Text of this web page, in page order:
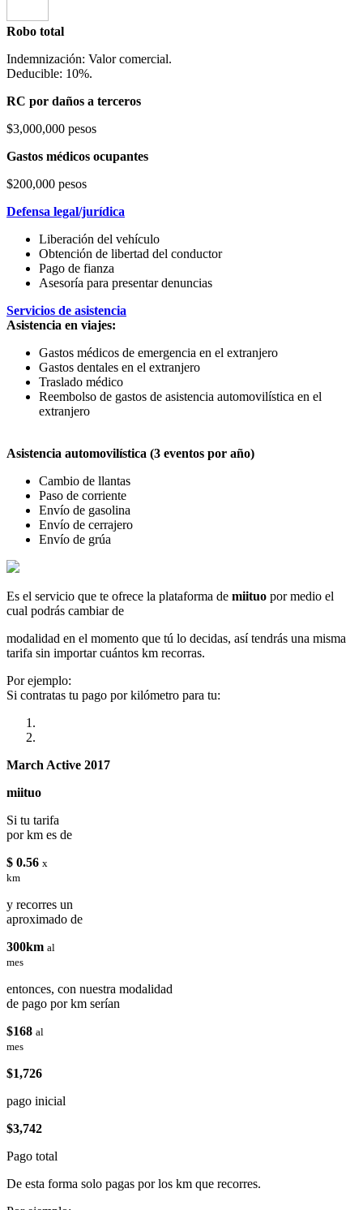
Robo total
Indemnización: Valor comercial.
Deducible: 10%.
RC por daños a terceros
$3,000,000 pesos
Gastos médicos ocupantes
$200,000 pesos
Defensa legal/jurídica
Liberación del vehículo
Obtención de libertad del conductor
Pago de fianza
Asesoría para presentar denuncias
Servicios de asistencia
Asistencia en viajes:
Gastos médicos de emergencia en el extranjero
Gastos dentales en el extranjero
Traslado médico
Reembolso de gastos de asistencia automovilística en el
extranjero
Asistencia automovilística (3 eventos por año)
Cambio de llantas
Paso de corriente
Envío de gasolina
Envío de cerrajero
Envío de grúa
Es el servicio que te ofrece la plataforma de miituo por medio el
cual podrás cambiar de
modalidad en el momento que tú lo decidas, así tendrás una misma
tarifa sin importar cuántos km recorras.
Por ejemplo:
Si contratas tu pago por kilómetro para tu:
March Active 2017
miituo
Si tu tarifa
por km es de
$ 0.56 x
km
y recorres un
aproximado de
300km al
mes
entonces, con nuestra modalidad
de pago por km serían
$168 al
mes
$1,726
pago inicial
$3,742
Pago total
De esta forma solo pagas por los km que recorres.